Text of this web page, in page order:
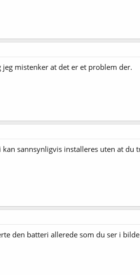
mistenker at det er et problem der.
sannsynligvis installeres uten at du
den batteri allerede som du ser i